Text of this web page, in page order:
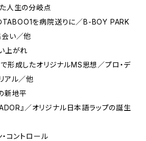
人生の分岐点
を病院送りに／B-BOY PARK
い／他
上がれ
形成したオリジナルMS思想／プロ・デ
アル／他
新地平
』／オリジナル日本語ラップの誕生
コントロール